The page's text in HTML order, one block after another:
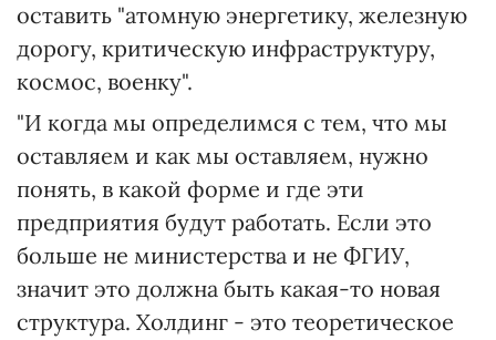
оставить "атомную энергетику, железную
дорогу, критическую инфраструктуру,
космос, военку".
"И когда мы определимся с тем, что мы
оставляем и как мы оставляем, нужно
понять, в какой форме и где эти
предприятия будут работать. Если это
больше не министерства и не ФГИУ,
значит это должна быть какая-то новая
структура. Холдинг - это теоретическое